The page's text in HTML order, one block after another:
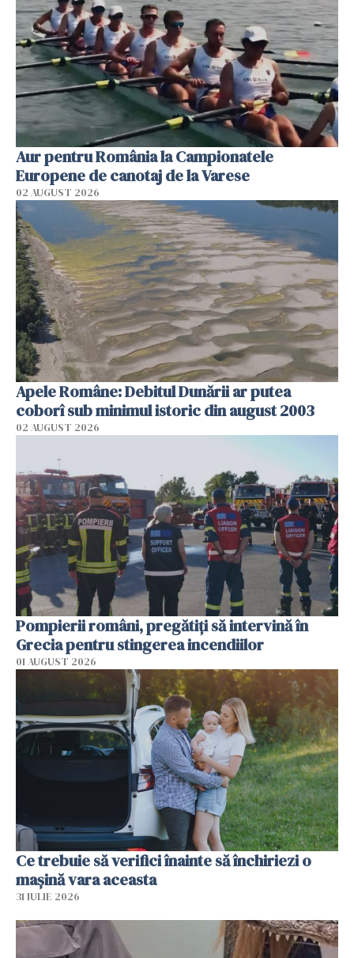
Aur pentru România la Campionatele
Europene de canotaj de la Varese
02 AUGUST 2026
Apele Române: Debitul Dunării ar putea
coborî sub minimul istoric din august 2003
02 AUGUST 2026
Pompierii români, pregătiţi să intervină în
Grecia pentru stingerea incendiilor
01 AUGUST 2026
Ce trebuie să verifici înainte să închiriezi o
mașină vara aceasta
31 IULIE 2026